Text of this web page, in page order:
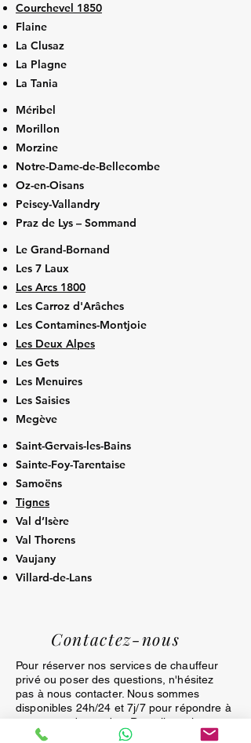
Courchevel 1850
Flaine
La Clusaz
La Plagne
La Tania
Méribel
Morillon
Morzine
Notre-Dame-de-Bellecombe
Oz-en-Oisans
Peisey-Vallandry
Praz de Lys – Sommand
Le Grand-Bornand
Les 7 Laux
Les Arcs 1800
Les Carroz d'Arâches
Les Contamines-Montjoie
Les Deux Alpes
Les Gets
Les Menuires
Les Saisies
Megève
Saint-Gervais-les-Bains
Sainte-Foy-Tarentaise
Samoëns
Tignes
Val d’Isère
Val Thorens
Vaujany
Villard-de-Lans
Contactez-nous
Pour réserver nos services de chauffeur
privé ou poser des questions, n'hésitez
pas à nous contacter. Nous sommes
disponibles 24h/24 et 7j/7 pour répondre à
toutes vos demandes. Remplissez le
formulaire ci-dessous ou appelez-nous